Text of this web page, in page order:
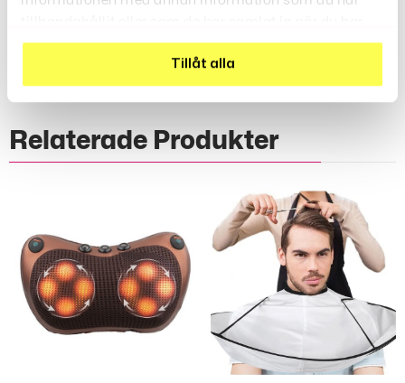
använt deras tjänster.
Tillåt alla
Relaterade Produkter